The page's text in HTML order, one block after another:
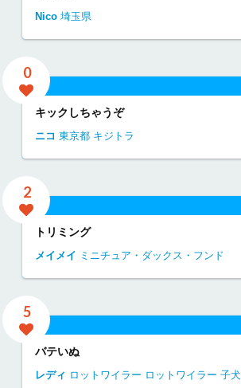
Nico 埼玉県
0
キックしちゃうぞ
ニコ 東京都 キジトラ
2
トリミング
メイメイ ミニチュア・ダックス・フンド
5
バテいぬ
レディ ロットワイラー ロットワイラー 子犬